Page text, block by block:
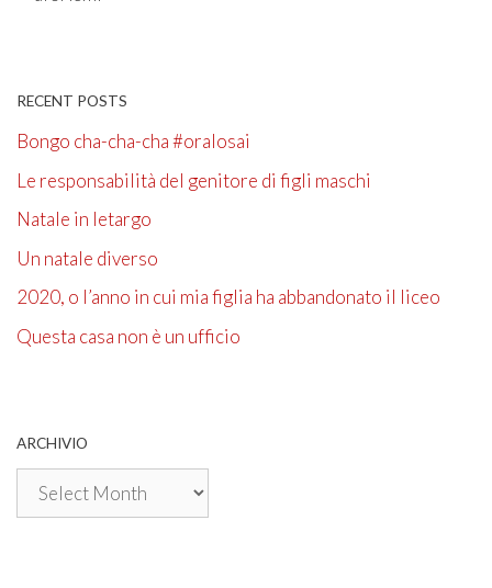
RECENT POSTS
Bongo cha-cha-cha #oralosai
Le responsabilità del genitore di figli maschi
Natale in letargo
Un natale diverso
2020, o l’anno in cui mia figlia ha abbandonato il liceo
Questa casa non è un ufficio
ARCHIVIO
Archivio